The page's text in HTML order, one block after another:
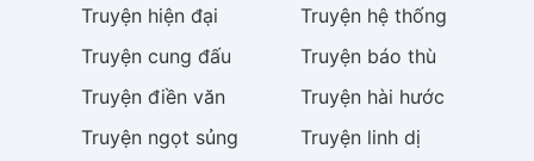
Truyện hiện đại Truyện hệ thống
Truyện cung đấu Truyện báo thù
Truyện điền văn Truyện hài hước
Truyện ngọt sủng Truyện linh dị